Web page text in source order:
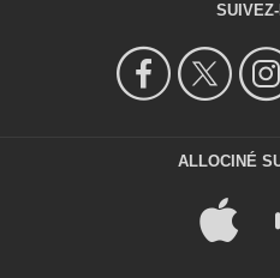
ALLOCINÉ